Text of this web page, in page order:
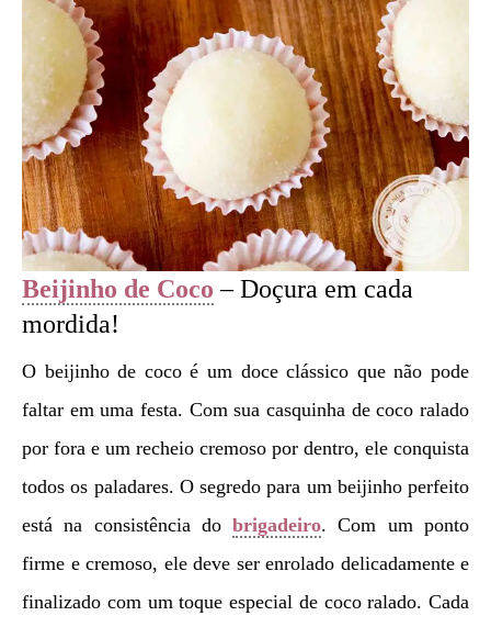
Beijinho de Coco – Doçura em cada
mordida!
O beijinho de coco é um doce clássico que não pode
faltar em uma festa. Com sua casquinha de coco ralado
por fora e um recheio cremoso por dentro, ele conquista
todos os paladares. O segredo para um beijinho perfeito
está na consistência dobrigadeiro. Com um ponto
firme e cremoso, ele deve ser enrolado delicadamente e
finalizado com um toque especial de coco ralado. Cada